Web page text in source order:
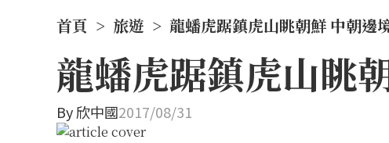
首頁 > 旅遊 > 龍蟠虎踞鎮虎山眺朝鮮 中朝邊
龍蟠虎踞鎮虎山眺
By欣中國2017/08/31